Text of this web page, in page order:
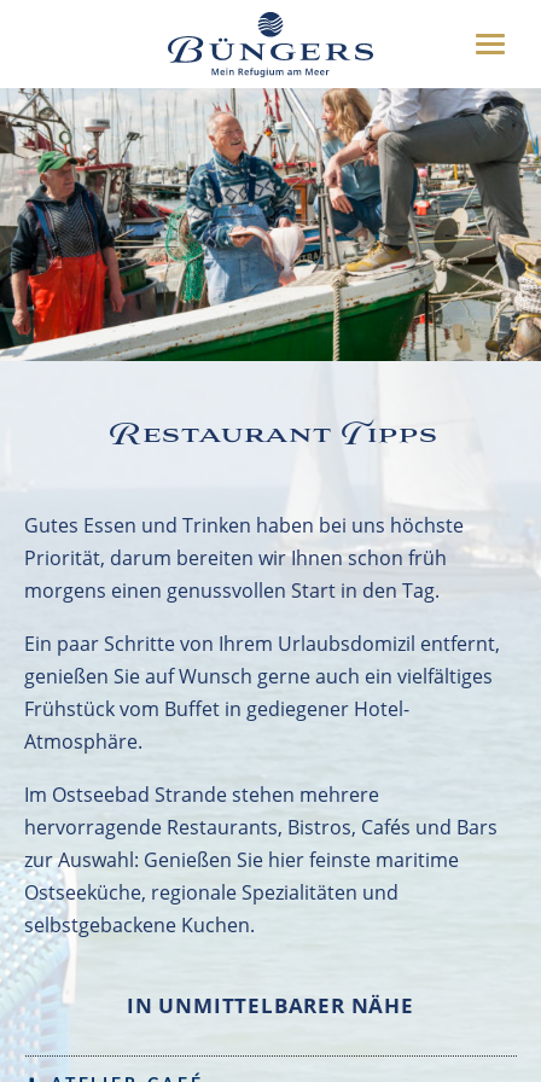
Toggle
UMGEBUNG
WEITERES
BUCHEN
04349 8070
DEUTSCH ENGLISH
Restaurant Tipps
Gutes Essen und Trinken haben bei uns höchste
Priorität, darum bereiten wir Ihnen schon früh
morgens einen genussvollen Start in den Tag.
Ein paar Schritte von Ihrem Urlaubsdomizil entfernt,
genießen Sie auf Wunsch gerne auch ein vielfältiges
Frühstück vom Buffet in gediegener Hotel-
Atmosphäre.
Im Ostseebad Strande stehen mehrere
hervorragende Restaurants, Bistros, Cafés und Bars
zur Auswahl: Genießen Sie hier feinste maritime
Ostseeküche, regionale Spezialitäten und
selbstgebackene Kuchen.
IN UNMITTELBARER NÄHE